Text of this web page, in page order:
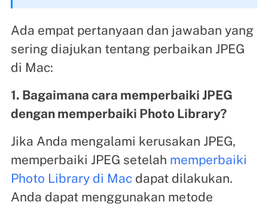
Ada empat pertanyaan dan jawaban yang
sering diajukan tentang perbaikan JPEG
di Mac:
1. Bagaimana cara memperbaiki JPEG
dengan memperbaiki Photo Library?
Jika Anda mengalami kerusakan JPEG,
memperbaiki JPEG setelah memperbaiki
Photo Library di Macdapat dilakukan.
Anda dapat menggunakan metode